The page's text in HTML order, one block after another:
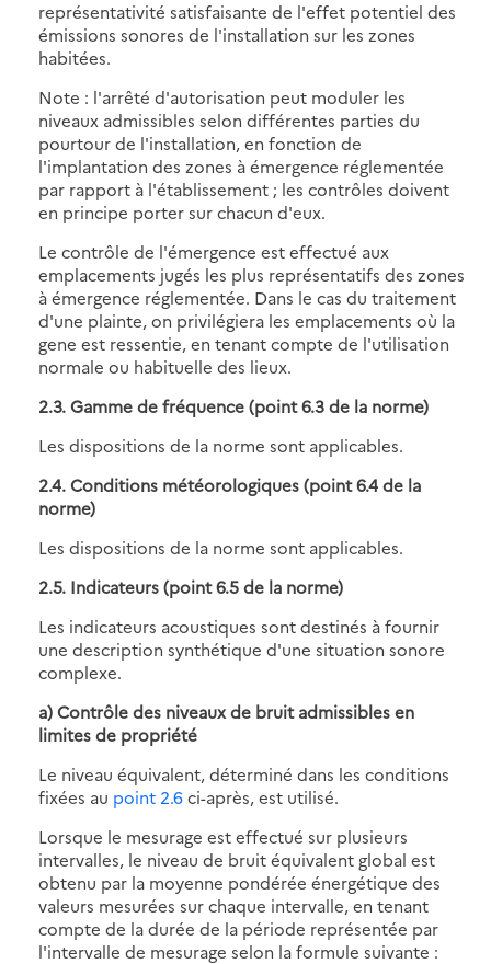
représentativité satisfaisante de l'effet potentiel des
émissions sonores de l'installation sur les zones
habitées.
Note : l'arrêté d'autorisation peut moduler les
niveaux admissibles selon différentes parties du
pourtour de l'installation, en fonction de
l'implantation des zones à émergence réglementée
par rapport à l'établissement ; les contrôles doivent
en principe porter sur chacun d'eux.
Le contrôle de l'émergence est effectué aux
emplacements jugés les plus représentatifs des zones
à émergence réglementée. Dans le cas du traitement
d'une plainte, on privilégiera les emplacements où la
gene est ressentie, en tenant compte de l'utilisation
normale ou habituelle des lieux.
2.3. Gamme de fréquence (point 6.3 de la norme)
Les dispositions de la norme sont applicables.
2.4. Conditions météorologiques (point 6.4 de la
norme)
Les dispositions de la norme sont applicables.
2.5. Indicateurs (point 6.5 de la norme)
Les indicateurs acoustiques sont destinés à fournir
une description synthétique d'une situation sonore
complexe.
a) Contrôle des niveaux de bruit admissibles en
limites de propriété
Le niveau équivalent, déterminé dans les conditions
fixées au point 2.6ci-après, est utilisé.
Lorsque le mesurage est effectué sur plusieurs
intervalles, le niveau de bruit équivalent global est
obtenu par la moyenne pondérée énergétique des
valeurs mesurées sur chaque intervalle, en tenant
compte de la durée de la période représentée par
l'intervalle de mesurage selon la formule suivante :